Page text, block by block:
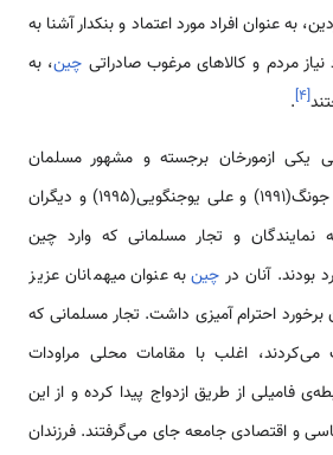
به عنوان افراد مورد اعتماد و بنکدار آشنا به
نیاز مردم و کالاهای مرغوب صادراتی چین، به
[۴]
.
یکی ازمورخان برجسته و مشهور مسلمان
(1983) و یانگ خوای جونگ(1991) و علی یوجن­گویی(1995) و دیگران
و تجار مسلمانی که وارد چین
بودند. آنان در چینبه عنوان میهمانان عزیز
برخورد احترام آمیزی داشت. تجار مسلمانی که
می‌کردند، اغلب با مقامات محلی مراودات
فامیلی از طریق ازدواج پیدا کرده و از این
و اقتصادی جامعه جای می‌گرفتند. فرزندان